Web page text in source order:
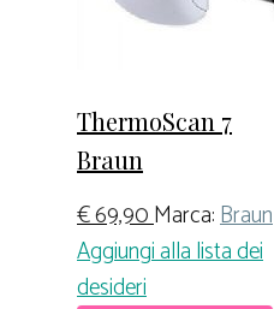
ThermoScan 7
Braun
€69,90Marca:Braun
Aggiungi alla lista dei
desideri